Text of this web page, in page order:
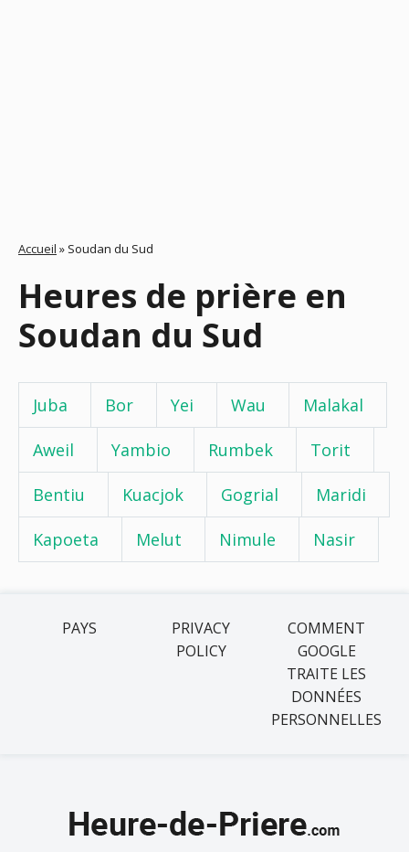
Accueil » Soudan du Sud
Heures de prière en
Soudan du Sud
Juba Bor Yei Wau Malakal
Aweil Yambio Rumbek Torit
Bentiu Kuacjok Gogrial Maridi
Kapoeta Melut Nimule Nasir
PAYS
PRIVACY
POLICY
COMMENT
GOOGLE
TRAITE LES
DONNÉES
PERSONNELLES